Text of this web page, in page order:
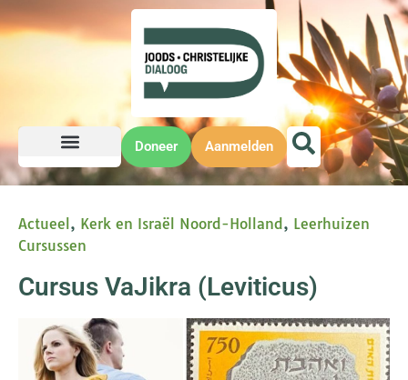
Doneer Aanmelden
Actueel , Kerk en Israël Noord-Holland, Leerhuizen
Cursussen
Cursus VaJikra (Leviticus)